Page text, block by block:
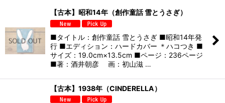
絞り込む
【古本】昭和14年（創作童話 雪とうさぎ）
■タイトル：創作童話 雪とうさぎ ■昭和14年発
行 ■エディション：ハードカバー ＊ハコつき ■
サイズ：19.0cm×13.5cm ■ページ：236ページ
■著：酒井朝彦 画：初山滋 …
【古本】1938年（CINDERELLA）